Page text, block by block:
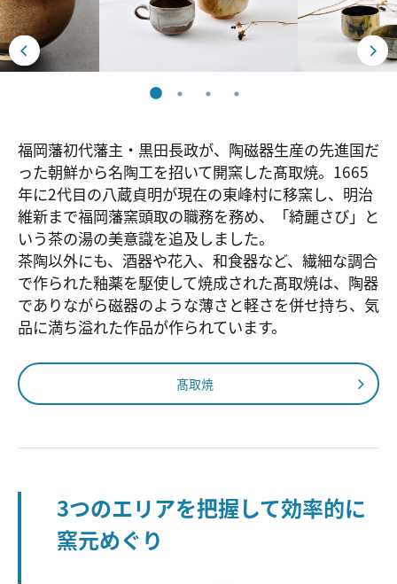
福岡藩初代藩主・黒田長政が、陶磁器生産の先進国だ
った朝鮮から名陶工を招いて開窯した髙取焼。1665
年に2代目の八蔵貞明が現在の東峰村に移窯し、明治
維新まで福岡藩窯頭取の職務を務め、「綺麗さび」と
いう茶の湯の美意識を追及しました。
茶陶以外にも、酒器や花入、和食器など、繊細な調合
で作られた釉薬を駆使して焼成された髙取焼は、陶器
でありながら磁器のような薄さと軽さを併せ持ち、気
品に満ち溢れた作品が作られています。
髙取焼
3つのエリアを把握して効率的に
窯元めぐり